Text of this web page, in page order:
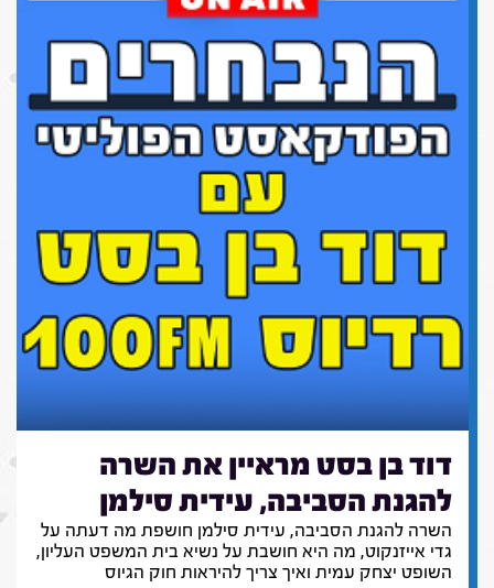
דוד בן בסט מראיין את השרה
להגנת הסביבה, עידית סילמן
השרה להגנת הסביבה, עידית סילמן חושפת מה דעתה על
גדי אייזנקוט, מה היא חושבת על נשיא בית המשפט העליון,
השופט יצחק עמית ואיך צריך להיראות חוק הגיוס